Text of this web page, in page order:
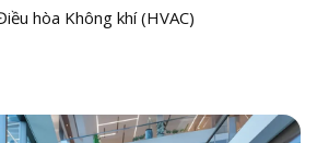
hòa Không khí (HVAC)